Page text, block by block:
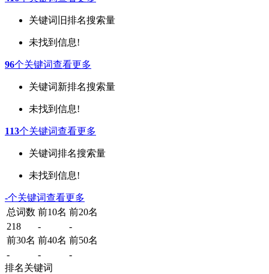
关键词 旧排名搜索量
未找到信息!
96个关键词查看更多
关键词新排名搜索量
未找到信息!
113个关键词查看更多
关键词排名搜索量
未找到信息!
-个关键词查看更多
总词数 前10名 前20名
218
-
-
前30名 前40名 前50名
-
-
-
排名关键词